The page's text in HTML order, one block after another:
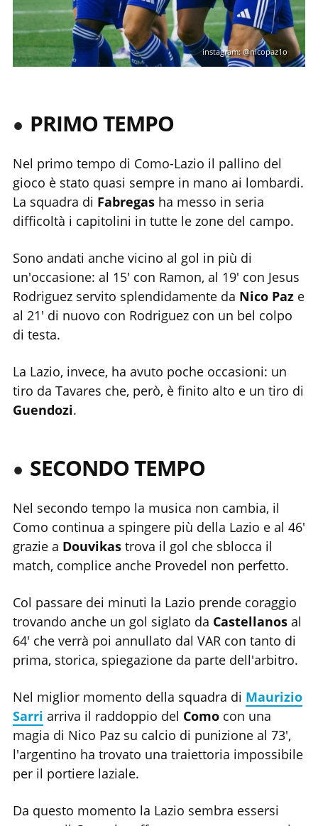
instagram: @nicopaz1o
PRIMO TEMPO
Nel primo tempo di Como-Lazio il pallino del
gioco è stato quasi sempre in mano ai lombardi.
La squadra di Fabregasha messo in seria
difficoltà i capitolini in tutte le zone del campo.
Sono andati anche vicino al gol in più di
un'occasione: al 15' con Ramon, al 19' con Jesus
Rodriguez servito splendidamente da Nico Paze
al 21' di nuovo con Rodriguez con un bel colpo
di testa.
La Lazio, invece, ha avuto poche occasioni: un
tiro da Tavares che, però, è finito alto e un tiro di
Guendozi.
SECONDO TEMPO
Nel secondo tempo la musica non cambia, il
Como continua a spingere più della Lazio e al 46'
grazie a Douvikastrova il gol che sblocca il
match, complice anche Provedel non perfetto.
Col passare dei minuti la Lazio prende coraggio
trovando anche un gol siglato da Castellanosal
64' che verrà poi annullato dal VAR con tanto di
prima, storica, spiegazione da parte dell'arbitro.
Nel miglior momento della squadra di Maurizio
Sarri arriva il raddoppio del Comocon una
magia di Nico Paz su calcio di punizione al 73',
l'argentino ha trovato una traiettoria impossibile
per il portiere laziale.
Da questo momento la Lazio sembra essersi